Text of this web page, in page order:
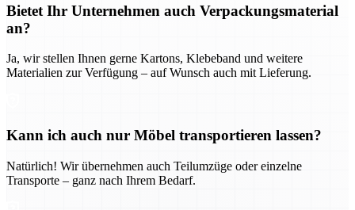
Bietet Ihr Unternehmen auch Verpackungsmaterial
an?
Ja, wir stellen Ihnen gerne Kartons, Klebeband und weitere
Materialien zur Verfügung – auf Wunsch auch mit Lieferung.
Kann ich auch nur Möbel transportieren lassen?
Natürlich! Wir übernehmen auch Teilumzüge oder einzelne
Transporte – ganz nach Ihrem Bedarf.